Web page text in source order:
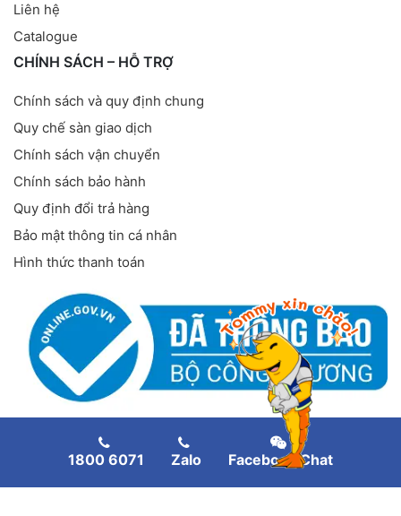
Liên hệ
Catalogue
CHÍNH SÁCH – HỖ TRỢ
Chính sách và quy định chung
Quy chế sàn giao dịch
Chính sách vận chuyển
Chính sách bảo hành
Quy định đổi trả hàng
Bảo mật thông tin cá nhân
Hình thức thanh toán
1800 6071
Zalo Facebook Chat